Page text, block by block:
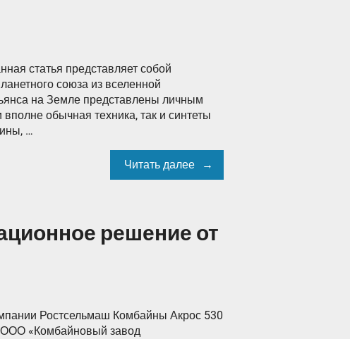
статья представляет собой
союза из вселенной
на Земле представлены личным
обычная техника, так и синтеты
…
Читать далее
решение от
Ростсельмаш Комбайны Акрос 530
«Комбайновый завод